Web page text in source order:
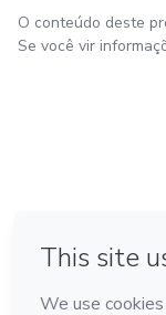
O conteúdo deste
Se você vir
Feito com ❤ na